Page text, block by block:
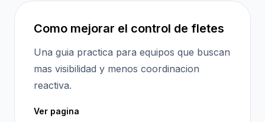
Como mejorar el control de fletes
Una guia practica para equipos que buscan
mas visibilidad y menos coordinacion
reactiva.
Ver pagina